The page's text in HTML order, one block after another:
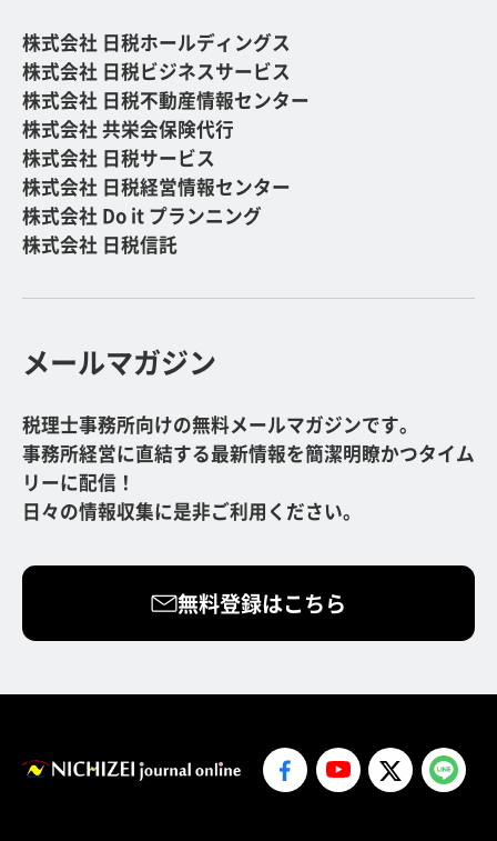
株式会社 日税ホールディングス
株式会社 日税ビジネスサービス
株式会社 日税不動産情報センター
株式会社 共栄会保険代行
株式会社 日税サービス
株式会社 日税経営情報センター
株式会社 Do it プランニング
株式会社 日税信託
メールマガジン
税理士事務所向けの無料メールマガジンです。
事務所経営に直結する最新情報を簡潔明瞭かつタイム
リーに配信！
日々の情報収集に是非ご利用ください。
無料登録はこちら